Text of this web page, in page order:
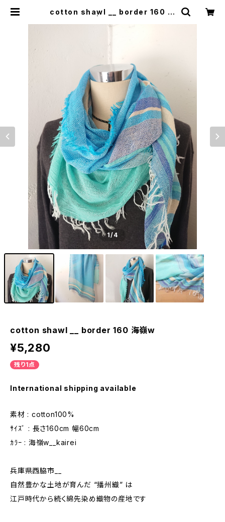
cotton shawl __ border 160 海
1/4
cotton shawl __ border 160 海嶺w
¥5,280
残り1点
International shipping available
素材 : cotton100%
ｻｲｽﾞ : 長さ160cm 幅60cm
ｶﾗｰ : 海嶺w__kairei
兵庫県西脇市__
自然豊かな土地が育んだ “播州織” は
江戸時代から続く綿先染め織物の産地です